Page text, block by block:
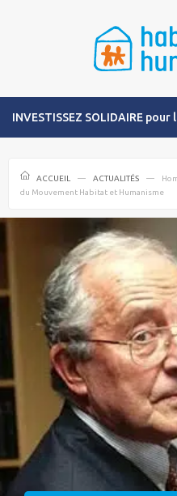
INVESTISSEZ SOLIDAIRE
ACCUEIL ACTUALITÉS
du Mouvement Habitat et Humanisme